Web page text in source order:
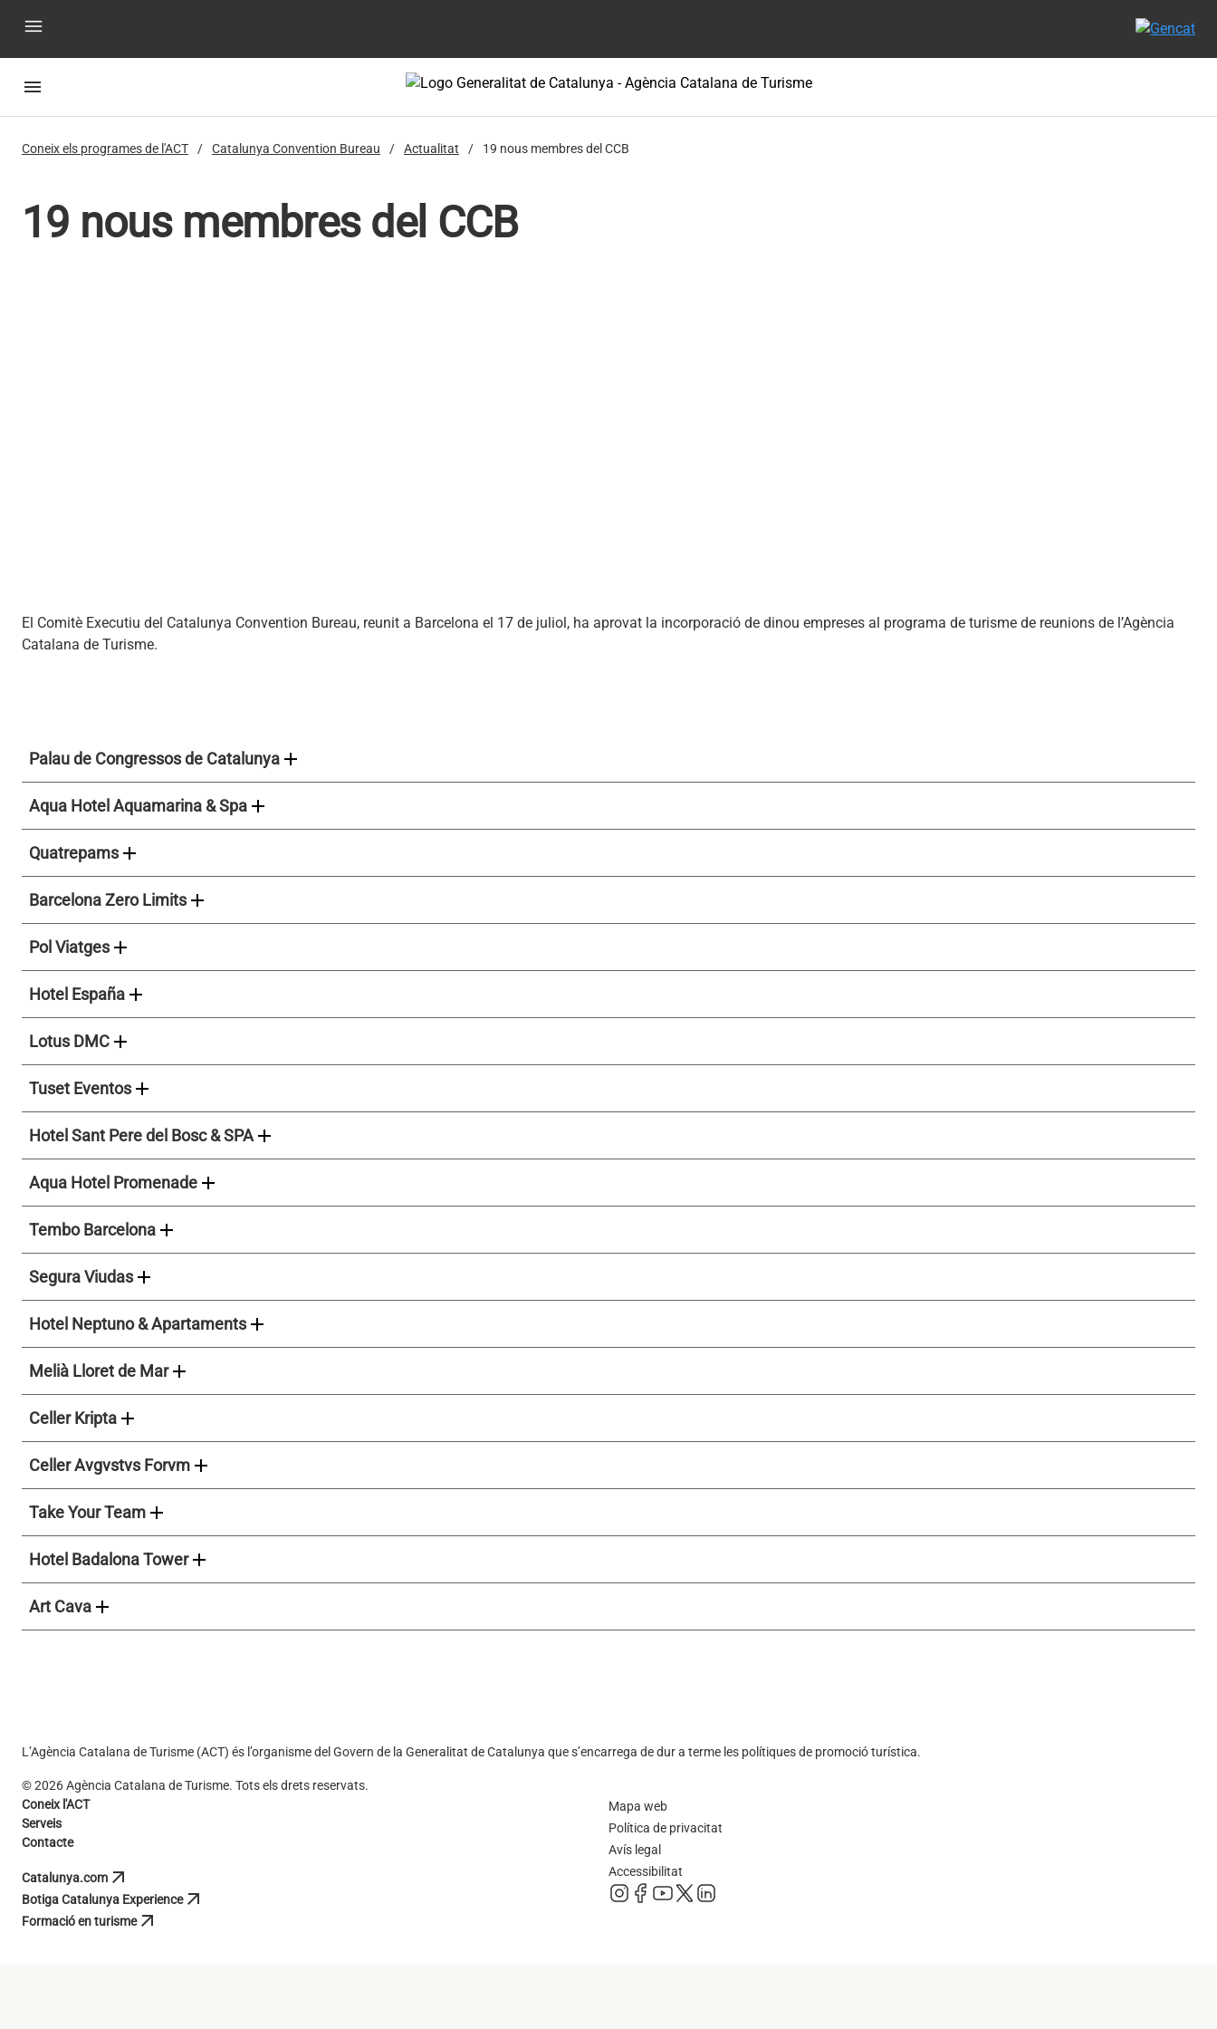
menu
menu
Coneix els programes de l'ACT Catalunya Convention Bureau Actualitat 19 nous membres del CCB
19 nous membres del CCB
El Comitè Executiu del Catalunya Convention Bureau, reunit a Barcelona el 17 de juliol, ha aprovat la incorporació de dinou empreses al programa de turisme de reunions de l’Agència
Catalana de Turisme.
Palau de Congressos de Catalunya add
Aqua Hotel Aquamarina & Spa add
Quatrepamsadd
Barcelona Zero Limitsadd
Pol Viatgesadd
Hotel España add
Lotus DMC add
Tuset Eventosadd
Hotel Sant Pere del Bosc & SPAadd
Aqua Hotel Promenade add
Tembo Barcelona add
Segura Viudasadd
Hotel Neptuno & Apartamentsadd
Melià Lloret de Maradd
Celler Kripta add
Celler Avgvstvs Forvm add
Take Your Team add
Hotel Badalona Toweradd
Art Cava add
L’Agència Catalana de Turisme (ACT) és l’organisme del Govern de la Generalitat de Catalunya que s’encarrega de dur a terme les polítiques de promoció turística.
© 2026 Agència Catalana de Turisme. Tots els drets reservats.
Coneix l'ACT
Serveis
Contacte
Catalunya.com arrow_outward
s'obre en una pestanya nova
Botiga Catalunya Experiencearrow_outward
s'obre en una pestanya nova
Formació en turismearrow_outward
s'obre en una pestanya nova
Mapa web
Política de privacitat
Avís legal
Accessibilitat